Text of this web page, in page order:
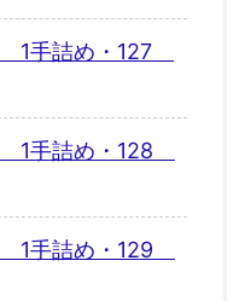
1手詰め・127
1手詰め・128
1手詰め・129